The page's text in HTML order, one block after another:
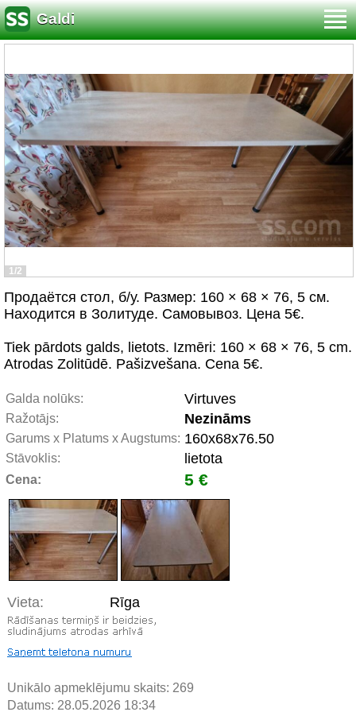
Galdi
1/2
Продаётся стол, б/у. Размер: 160 × 68 × 76, 5 см.
Находится в Золитуде. Самовывоз. Цена 5€.
Tiek pārdots galds, lietots. Izmēri: 160 × 68 × 76, 5 cm.
Atrodas Zolitūdē. Pašizvešana. Cena 5€.
Galda nolūks: Virtuves
Ražotājs: Nezināms
Garums x Platums x Augstums: 160x68x76.50
Stāvoklis: lietota
Cena: 5 €
Vieta: Rīga
Unikālo apmeklējumu skaits: 269
Datums: 28.05.2026 18:34